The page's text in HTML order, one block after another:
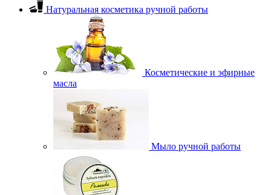
Натуральная косметика ручной работы
Косметические и эфирные
масла
Мыло ручной работы